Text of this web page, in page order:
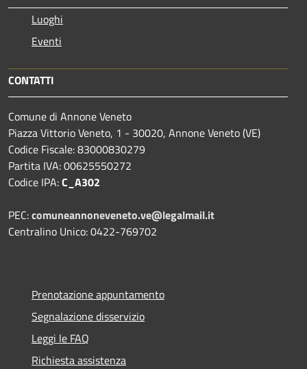
Luoghi
Eventi
CONTATTI
Comune di Annone Veneto
Piazza Vittorio Veneto, 1 - 30020, Annone Veneto (VE)
Codice Fiscale: 83000830279
Partita IVA: 00625550272
Codice IPA:C_A302
PEC:comuneannoneveneto.ve@legalmail.it
Centralino Unico: 0422-769702
Prenotazione appuntamento
Segnalazione disservizio
Leggi le FAQ
Richiesta assistenza